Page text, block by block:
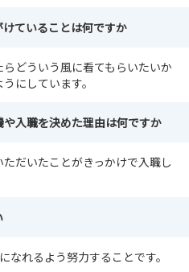
ていることは何ですか
どういう風に看てもらいたいか
にしています。
入職を決めた理由は何ですか
だいたことがきっかけで入職し
なれるよう努力することです。